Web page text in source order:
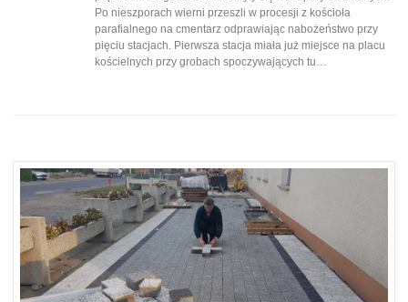
Po nieszporach wierni przeszli w procesji z kościoła
parafialnego na cmentarz odprawiając nabożeństwo przy
pięciu stacjach. Pierwsza stacja miała już miejsce na placu
kościelnych przy grobach spoczywających tu…